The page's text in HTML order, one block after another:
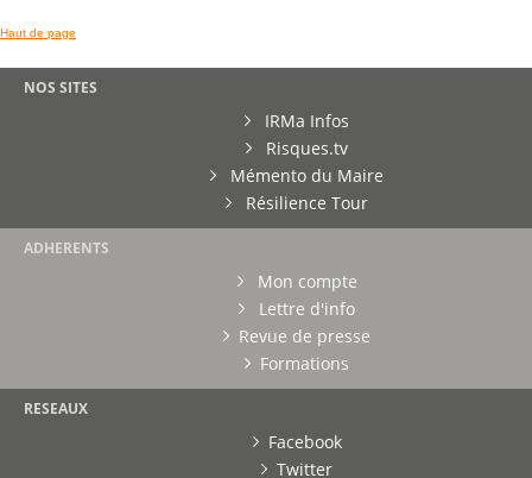
Haut de page
NOS SITES
IRMa Infos
Risques.tv
Mémento du Maire
Résilience Tour
ADHERENTS
Mon compte
Lettre d'info
Revue de presse
Formations
RESEAUX
Facebook
Twitter